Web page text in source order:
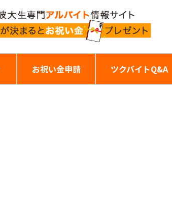
お祝い金申請 ツクバイトQ&A